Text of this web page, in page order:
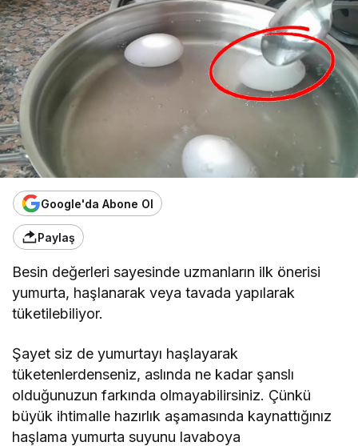
Google'da Abone Ol
Paylaş
Besin değerleri sayesinde uzmanların ilk önerisi
yumurta, haşlanarak veya tavada yapılarak
tüketilebiliyor.
Şayet siz de yumurtayı haşlayarak
tüketenlerdenseniz, aslında ne kadar şanslı
olduğunuzun farkında olmayabilirsiniz. Çünkü
büyük ihtimalle hazırlık aşamasında kaynattığınız
haşlama yumurta suyunu lavaboya